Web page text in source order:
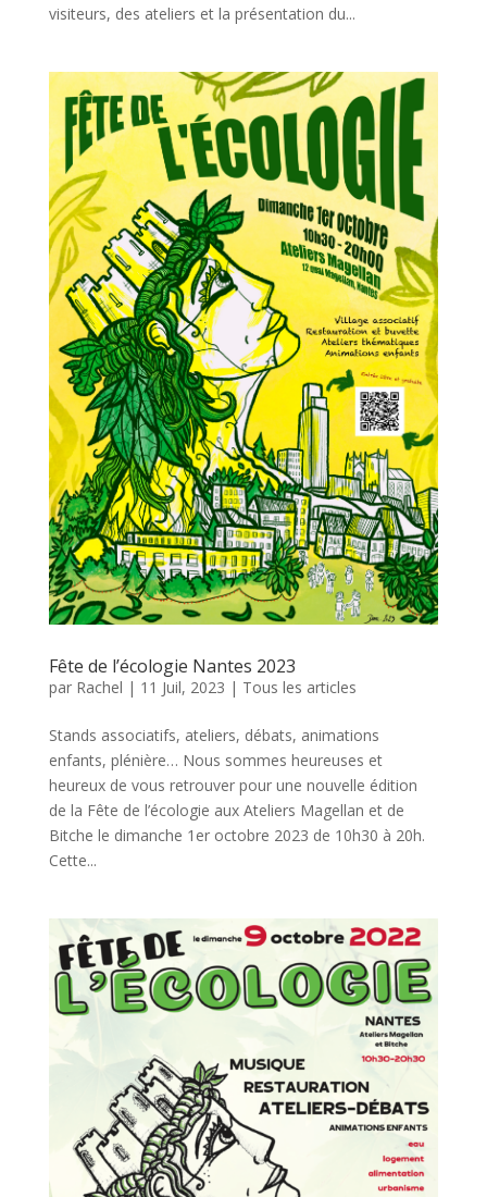
visiteurs, des ateliers et la présentation du...
Fête de l’écologie Nantes 2023
par Rachel | 11 Juil, 2023 | Tous les articles
Stands associatifs, ateliers, débats, animations
enfants, plénière… Nous sommes heureuses et
heureux de vous retrouver pour une nouvelle édition
de la Fête de l’écologie aux Ateliers Magellan et de
Bitche le dimanche 1er octobre 2023 de 10h30 à 20h.
Cette...